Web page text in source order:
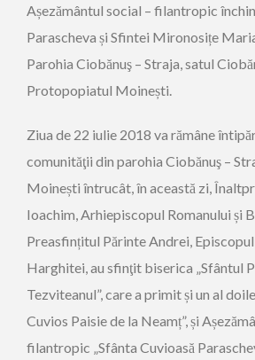
Așezământul social – filantropic
Parascheva și Sfintei Mironosițe
Parohia Ciobănuş – Straja, satul
Protopopiatul Moinești.
Ziua de 22 iulie 2018 va rămâne
comunităţii din parohia Ciobănuş –
Moinești întrucât, în această zi,
Ioachim, Arhiepiscopul Romanului și
Preasfințitul Părinte Andrei, Episcopul
Harghitei, au sfinţit biserica „Sfântul
Tezviteanul”, care a primit și un al
Cuvios Paisie de la Neamț”, și
filantropic „Sfânta Cuvioasă